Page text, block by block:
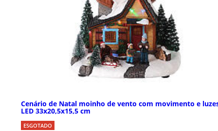
Cenário de Natal moinho de vento com movimento e
LED 33x20,5x15,5 cm
ESGOTADO